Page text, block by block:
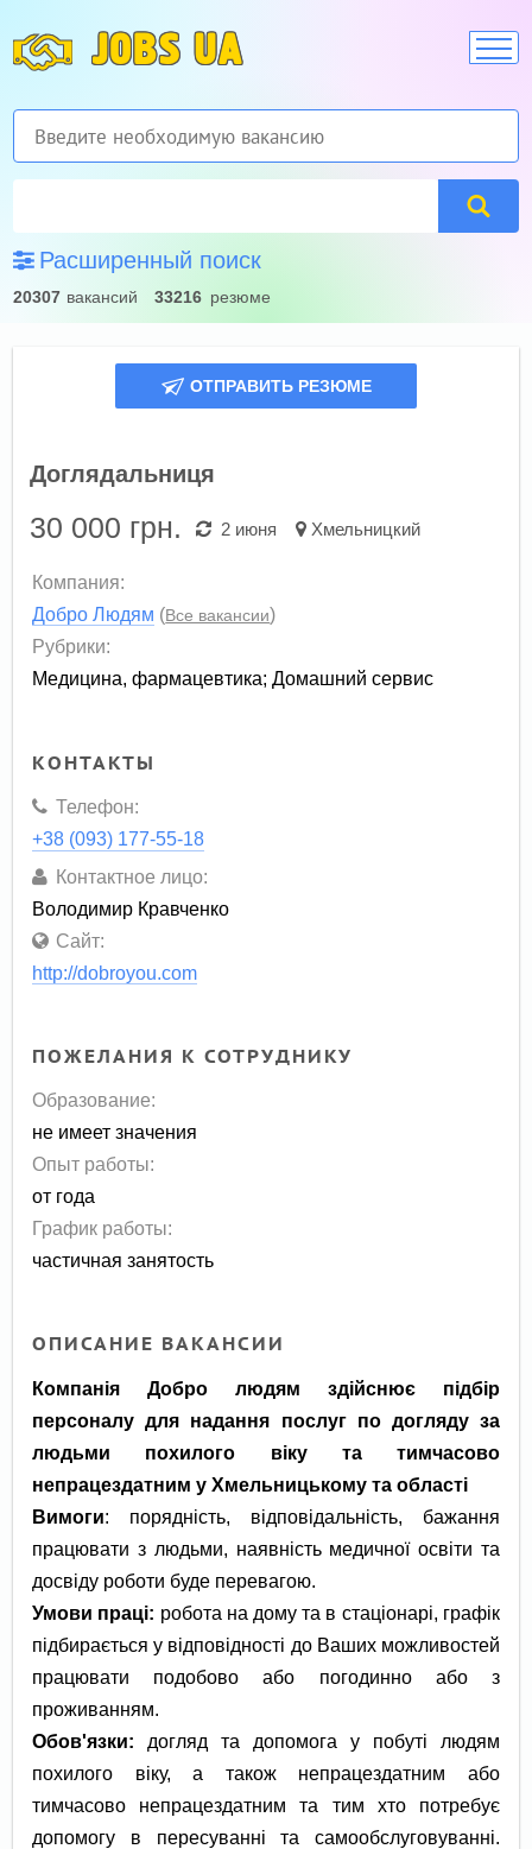
JOBS UA
Расширенный поиск
20307 вакансий 33216 резюме
ОТПРАВИТЬ РЕЗЮМЕ
Доглядальниця
30 000 грн. 2 июня Хмельницкий
Компания:
Добро Людям (Все вакансии)
Рубрики:
Медицина, фармацевтика;Домашний сервис
КОНТАКТЫ
Телефон:
+38 (093) 177-55-18
Контактное лицо:
Володимир Кравченко
Сайт:
http://dobroyou.com
ПОЖЕЛАНИЯ К СОТРУДНИКУ
Образование:
не имеет значения
Опыт работы:
от года
График работы:
частичная занятость
ОПИСАНИЕ ВАКАНСИИ
Компанія Добро людям здійснює підбір
персоналу для надання послуг по догляду за
людьми похилого віку та тимчасово
непрацездатним у Хмельницькому та області
Вимоги: порядність, відповідальність, бажання
працювати з людьми, наявність медичної освіти та
досвіду роботи буде перевагою.
Умови праці: робота на дому та в стаціонарі, графік
підбирається у відповідності до Ваших можливостей
працювати подобово або погодинно або з
проживанням.
Обов'язки: догляд та допомога у побуті людям
похилого віку, а також непрацездатним або
тимчасово непрацездатним та тим хто потребує
допомогу в пересуванні та самообслуговуванні.